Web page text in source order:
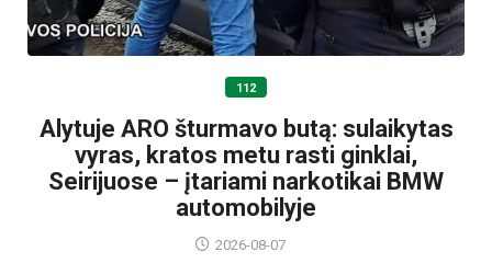
112
Alytuje ARO šturmavo butą: sulaikytas
vyras, kratos metu rasti ginklai,
Seirijuose – įtariami narkotikai BMW
automobilyje
2026-08-07